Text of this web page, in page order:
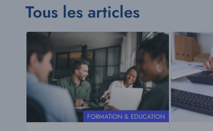
Tous les articles
Visuel
THÉMATIQUE
FORMATION & EDUCATION
Visuel
principal